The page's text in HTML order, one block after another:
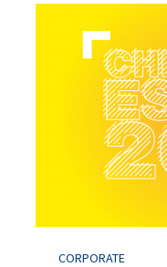
CORPORATE